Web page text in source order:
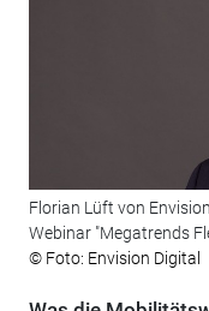
Florian Lüft von
Webinar "Megatrends
© Foto: Envision Digital